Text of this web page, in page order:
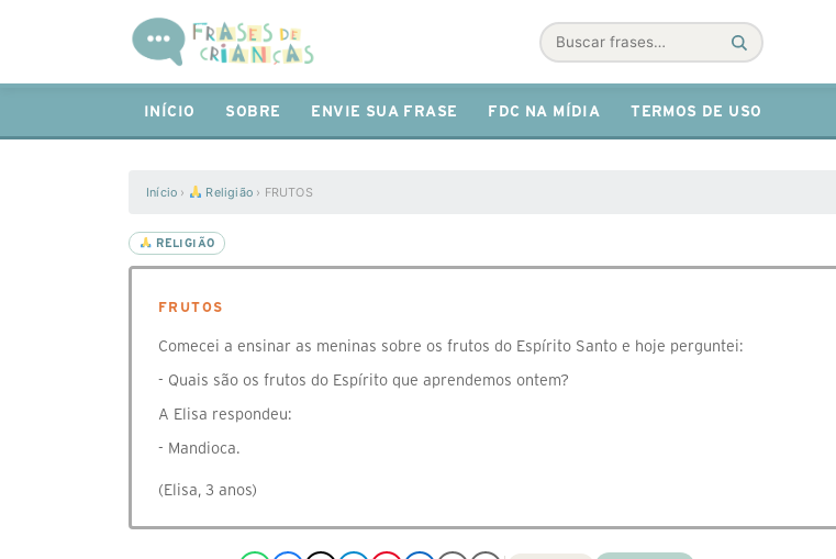
Buscar
INÍCIO SOBRE ENVIE SUA FRASE FDC NA MÍDIA TERMOS DE USO
Início › Religião › FRUTOS
RELIGIÃO
FRUTOS
Comecei a ensinar as meninas sobre os frutos do Espírito Santo e hoje perguntei:
- Quais são os frutos do Espírito que aprendemos ontem?
A Elisa respondeu:
- Mandioca.
(Elisa, 3 anos)